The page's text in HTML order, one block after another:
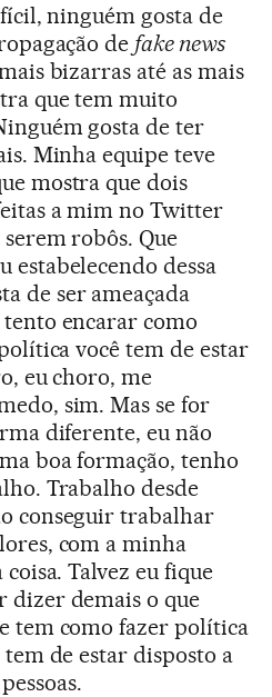
ninguém gosta de
de fake news
bizarras até as mais
que tem muito
gosta de ter
Minha equipe teve
mostra que dois
a mim no Twitter
robôs. Que
estabelecendo dessa
de ser ameaçada
tento encarar como
você tem de estar
eu choro, me
sim. Mas se for
diferente, eu não
boa formação, tenho
Trabalho desde
conseguir trabalhar
com a minha
Talvez eu fique
demais o que
tem como fazer política
tem de estar disposto a